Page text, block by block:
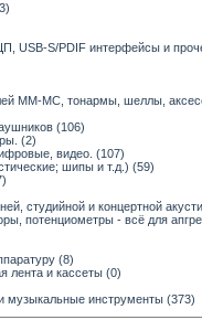
USB-S/PDIF интерфейсы и
ММ-МС, тонармы, шеллы,
(106)
(2)
видео. (107)
шипы и т.д.) (59)
студийной и концертной
потенциометры - всё для
(8)
лента и кассеты (0)
музыкальные инструменты (373)